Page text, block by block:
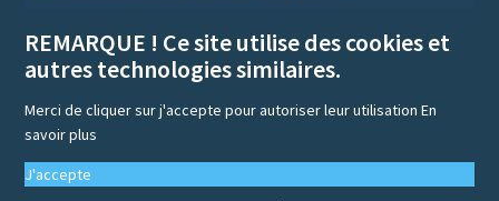
REMARQUE ! Ce site utilise des cookies et
autres technologies similaires.
Merci de cliquer sur j'accepte pour autoriser leur utilisationEn
savoir plus
J'accepte